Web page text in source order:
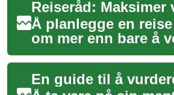
logist...
Å planlegge en
om mer enn bare å
reisemål; det
skape minneverdige
opplevelser sam...